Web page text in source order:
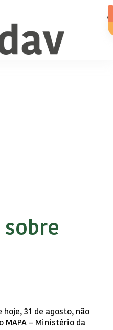
31 de agosto, não
MAPA – Ministério da